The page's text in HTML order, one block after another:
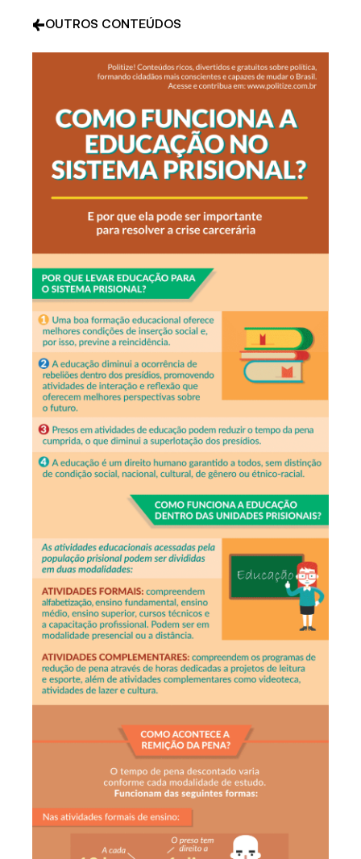
OUTROS CONTEÚDOS